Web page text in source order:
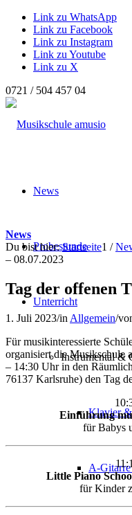
Link zu WhatsApp
Link zu Facebook
Link zu Instagram
Link zu Youtube
Link zu X
0721 / 504 457 04
News
Probestunde
Unterricht
Instrumental &
Klavier
A-
News
Du bist hier: Startseite1 /
– 08.07.2023
Tag der offenen
1. Juli 2023/in Allgemein/
Für musikinteressierte
organisiert die Musikschule
– 14:30 Uhr in den
76137 Karlsruhe) den Tag
Einführung
für Babys
Little Piano
für Kinder